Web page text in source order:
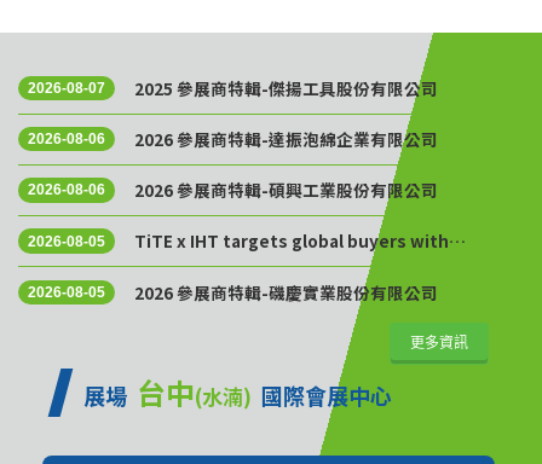
2026-08-07 2025 參展商特輯-傑揚工具股份有限公司
2026-08-06 2026 參展商特輯-達振泡綿企業有限公司
2026-08-06 2026 參展商特輯-碩興工業股份有限公司
2026-08-05
TiTE x IHT targets global buyers with
Golden Sourcing Week
2026-08-05 2026 參展商特輯-磯慶實業股份有限公司
更多資訊
展場 台中(水湳) 國際會展中心